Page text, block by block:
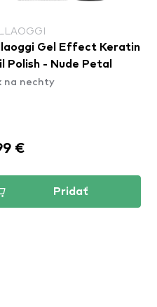
Gel Effect Keratin
Polish - Nude Petal
na nechty
€
Pridať